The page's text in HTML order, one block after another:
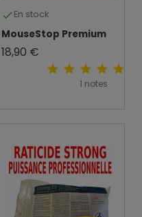
En stock
MouseStop Premium
18,90 €
1 notes